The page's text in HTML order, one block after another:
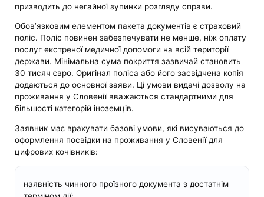
призводить до негайної зупинки розгляду справи.
Обов’язковим елементом пакета документів є страховий
поліс. Поліс повинен забезпечувати не менше, ніж оплату
послуг екстреної медичної допомоги на всій території
держави. Мінімальна сума покриття зазвичай становить
30 тисяч євро. Оригінал поліса або його засвідчена копія
додаються до основної заяви. Ці умови видачі дозволу на
проживання у Словенії вважаються стандартними для
більшості категорій іноземців.
Заявник має врахувати базові умови, які висуваються до
оформлення посвідки на проживання у Словенії для
цифрових кочівників:
наявність чинного проїзного документа з достатнім